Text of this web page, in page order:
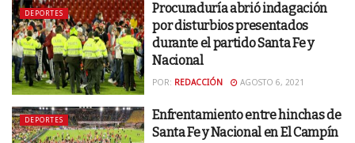
DEPORTES
Procuraduría abrió indagación
por disturbios presentados
durante el partido Santa Fe y
Nacional
POR: REDACCIÓN AGOSTO 6, 2021
DEPORTES
Enfrentamiento entre hinchas de
Santa Fe y Nacional en El Campín